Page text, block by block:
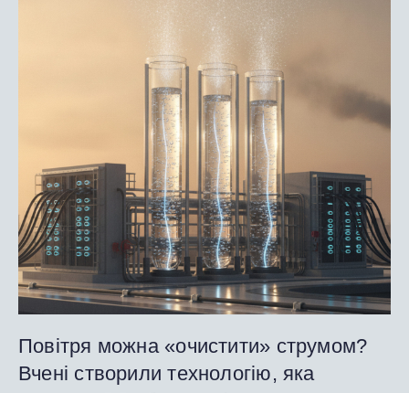
Повітря можна «очистити» струмом?
Вчені створили технологію, яка